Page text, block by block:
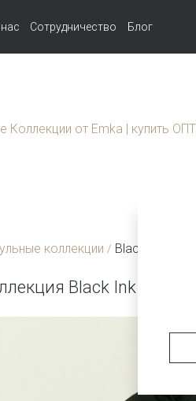
Сотрудничество Блог
Коллекции от Emka | купить
коллекции / Black Ink &
Black Ink &